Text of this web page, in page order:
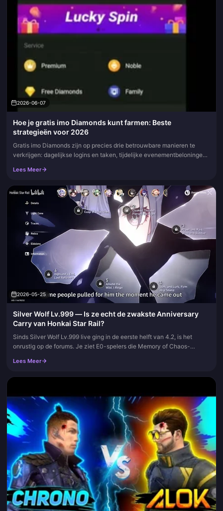
2026-06-07
Hoe je gratis imo Diamonds kunt farmen: Beste
strategieën voor 2026
Gratis imo Diamonds zijn op precies drie betrouwbare manieren te
verkrijgen: dagelijkse logins en taken, tijdelijke evenementbeloningen
Lees Meer
2026-05-25
Silver Wolf Lv.999 — Is ze echt de zwakste Anniversary
Carry van Honkai Star Rail?
Sinds Silver Wolf Lv.999 live ging in de eerste helft van 4.2, is het
onrustig op de forums. Je ziet E0-spelers die Memory of Chaos-
Lees Meer